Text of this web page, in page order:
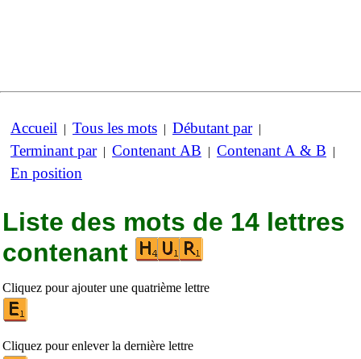
Accueil | Tous les mots | Débutant par|
Terminant par| Contenant AB | Contenant A & B |
En position
Liste des mots de 14 lettres
contenant
Cliquez pour ajouter une quatrième lettre
Cliquez pour enlever la dernière lettre